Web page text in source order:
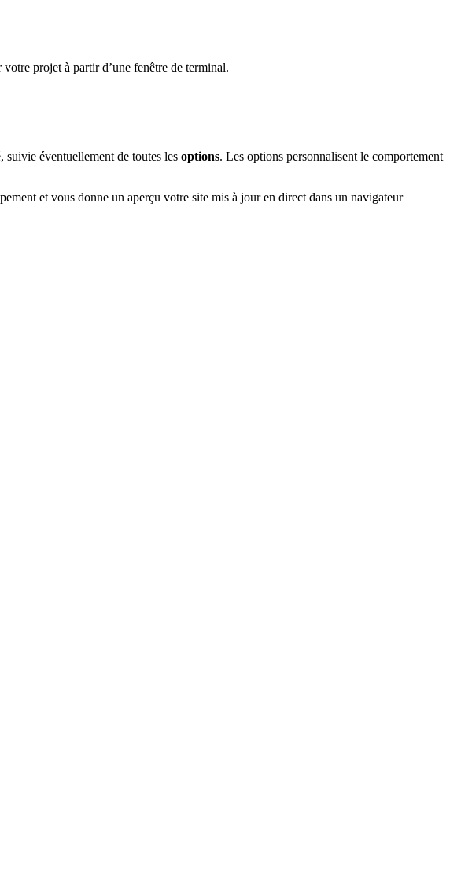
projet à partir d’une fenêtre de terminal.
suivie éventuellement de toutes les options. Les options personnalisent le comportement
et vous donne un aperçu votre site mis à jour en direct dans un navigateur